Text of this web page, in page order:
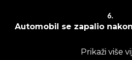
6.
Automobil se zapalio
Prikaži više